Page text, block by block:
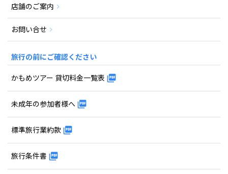
店舗のご案内
お問い合せ
旅行の前にご確認ください
かもめツアー 貸切料金一覧表
未成年の参加者様へ
標準旅行業約款
旅行条件書